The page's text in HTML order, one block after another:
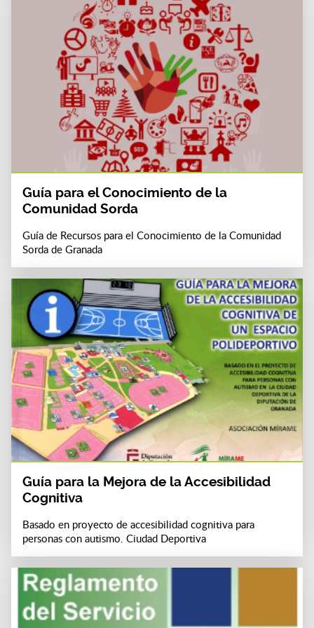
Guía para el Conocimiento de la
Comunidad Sorda
Guía de Recursos para el Conocimiento de la Comunidad
Sorda de Granada
Guía para la Mejora de la Accesibilidad
Cognitiva
Basado en proyecto de accesibilidad cognitiva para
personas con autismo. Ciudad Deportiva